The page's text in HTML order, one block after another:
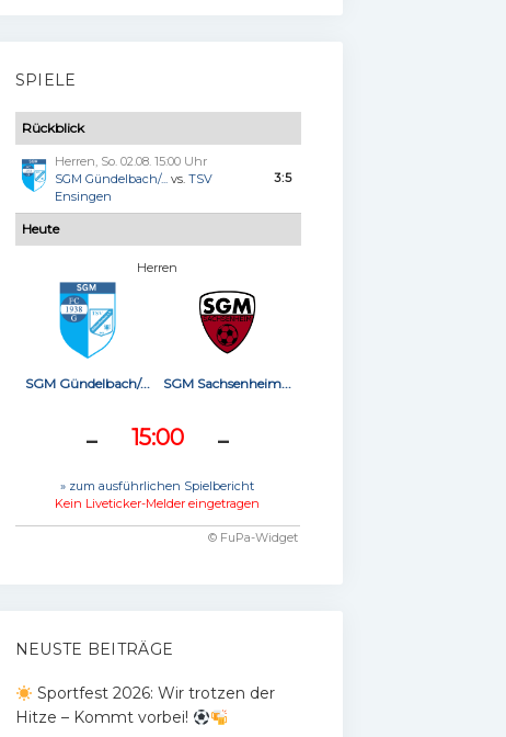
SPIELE
Rückblick
Herren, So. 02.08. 15:00 Uhr
SGM Gündelbach/...vs. TSV
Ensingen
3:5
Heute
Herren
SGM Gündelbach/... SGM Sachsenheim...
- 15:00 -
» zum ausführlichen Spielbericht
Kein Liveticker-Melder eingetragen
© FuPa-Widget
NEUSTE BEITRÄGE
Sportfest 2026: Wir trotzen der
Hitze – Kommt vorbei!